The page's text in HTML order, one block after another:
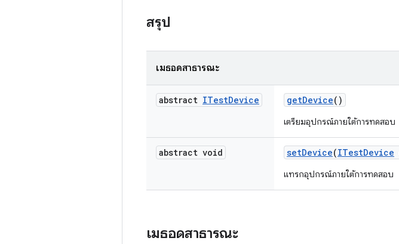
สรุป
เมธอดสาธารณะ
abstract ITestDevice getDevice()
เตรียมอุปกรณ์ภายใต้การทดสอบ
abstract void setDevice(ITestDevice
แทรกอุปกรณ์ภายใต้การทดสอบ
เมธอดสาธารณะ